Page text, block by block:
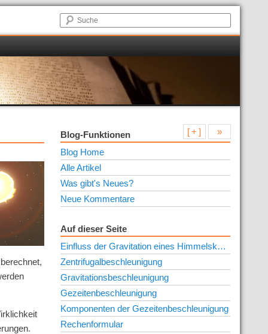
»
[ + ]
Blog-Funktionen
Blog Home
Alle Artikel
Was gibt's Neues?
Neue Kommentare
Auf dieser Seite
Einfluss der Gravitation eines Himmelskörpers
Zentrifugalbeschleunigung
Gravitationsbeschleunigung
Gezeitenbeschleunigung
Komponenten der Gezeitenbeschleunigung
Rechenformular